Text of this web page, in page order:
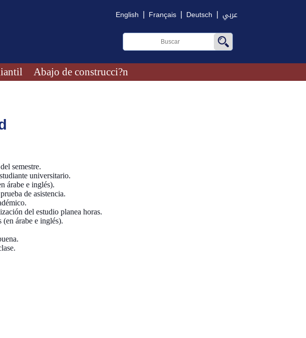
English | Français | Deutsch | عربي
Abajo de construcci?n
semestre.
universitario.
árabe e inglés).
de asistencia.
del estudio planea horas.
árabe e inglés).